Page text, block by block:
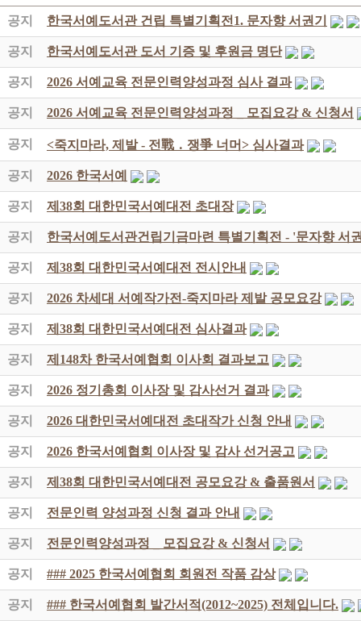
공지 한국서예도서관 건립 특별기획전1. 문자향 서권기
공지 한국서예도서관 도서 기증 및 후원금 명단
공지 2026 서예교육 전문인력양성과정 심사 결과
공지 2026 서예교육 전문인력양성과정 _ 모집요강 & 신청서
공지 <죽지마라, 제발 - 전戰 ․ 쟁爭 너머> 심사결과
공지 2026 한국서예
공지 제38회 대한민국서예대전 초대장
공지 한국서예도서관건립기금마련 특별기획전 - '문자향 서
공지 제38회 대한민국서예대전 전시안내
공지 2026 차세대 서예작가전-죽지마라 제발 공모요강
공지 제38회 대한민국서예대전 심사결과
공지 제148차 한국서예협회 이사회 결과보고
공지 2026 정기총회 이사장 및 감사선거 결과
공지 2026 대한민국서예대전 초대작가 신청 안내
공지 2026 한국서예협회 이사장 및 감사 선거공고
공지 제38회 대한민국서예대전 공모요강 & 출품원서
공지 전문인력 양성과정 신청 결과 안내
공지 전문인력양성과정 _ 모집요강 & 신청서
공지 ### 2025 한국서예협회 회원전 작품 감상
공지 ### 한국서예협회 발간서적(2012~2025) 전체입니다.